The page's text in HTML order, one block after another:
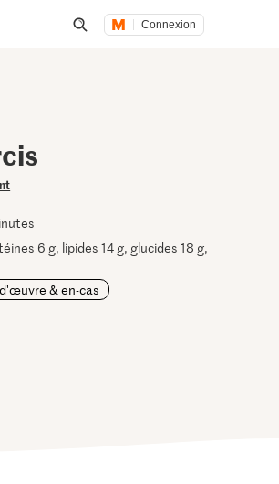
Connexion
6 g, lipides 14 g, glucides 18 g,
& en-cas